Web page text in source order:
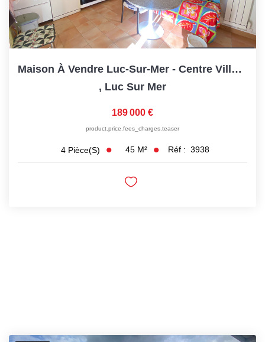
Maison À Vendre Luc-Sur-Mer - Centre Ville Proche Plage Et...
, Luc Sur Mer
189 000 €
product.price.fees_charges.teaser
4 Pièce(s) 45 M² Réf : 3938